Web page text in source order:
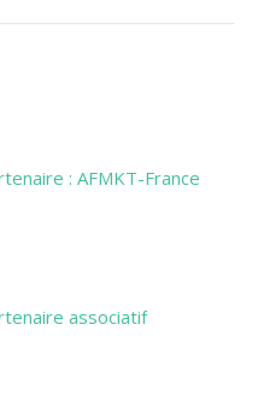
: AFMKT-France
associatif